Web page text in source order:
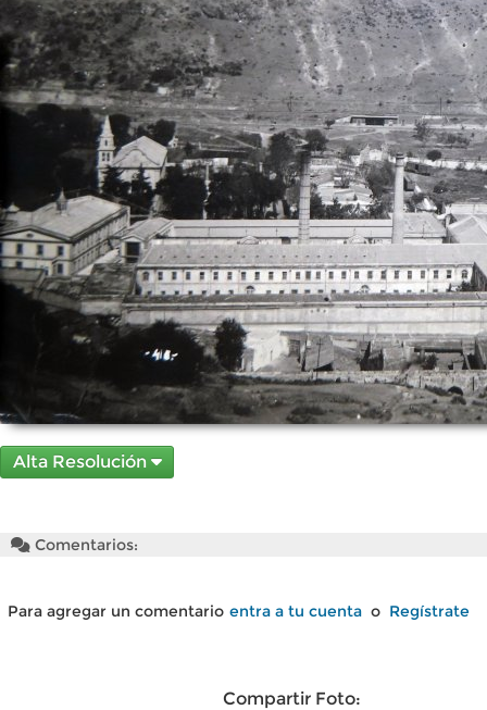
Alta Resolución
Comentarios:
Para agregar un comentario entra a tu cuenta o Regístrate
Compartir Foto: